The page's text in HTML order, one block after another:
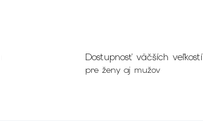
Dostupnosť väčších veľkostí
pre ženy aj mužov